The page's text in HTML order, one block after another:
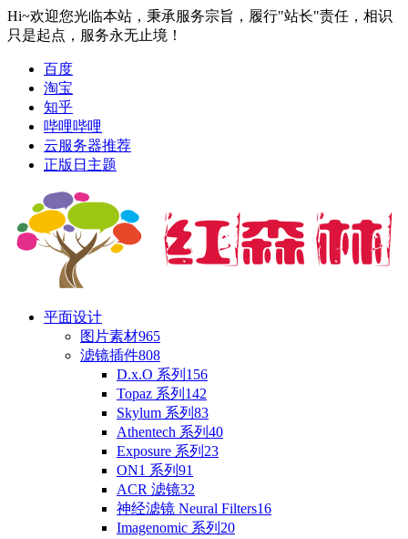
Hi~欢迎您光临本站，秉承服务宗旨，履行"站长"责任，相识
只是起点，服务永无止境！
百度
淘宝
知乎
哔哩哔哩
云服务器推荐
正版日主题
平面设计
图片素材965
滤镜插件808
D.x.O 系列 156
Topaz 系列 142
Skylum 系列 83
Athentech 系列 40
Exposure 系列 23
ON1 系列 91
ACR 滤镜32
神经滤镜 Neural Filters16
Imagenomic 系列 20